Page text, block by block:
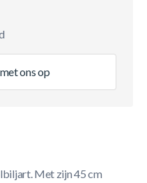
ons op
Met zijn 45 cm